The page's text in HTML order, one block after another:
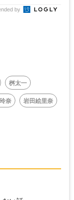
by
桝太一
奈
岩田絵里奈